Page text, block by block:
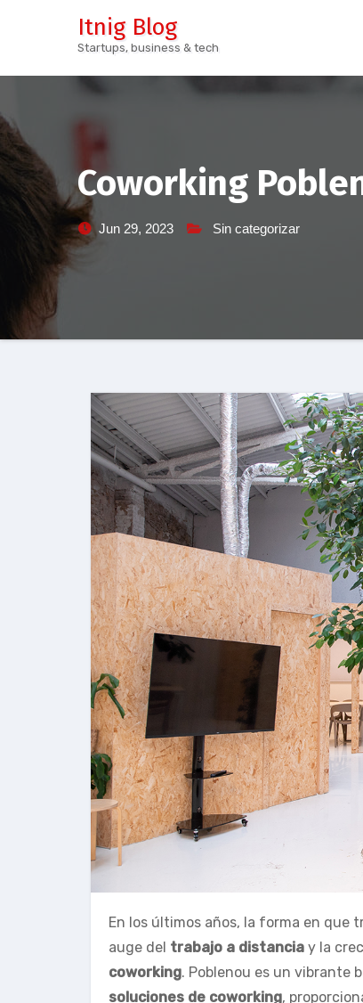
Itnig Blog
Startups, business & tech
Coworking
Jun 29, 2023 Sin categorizar
En los últimos años, la forma en que
auge del trabajo a distancia y la
coworking. Poblenou es un vibrante
soluciones de coworking,